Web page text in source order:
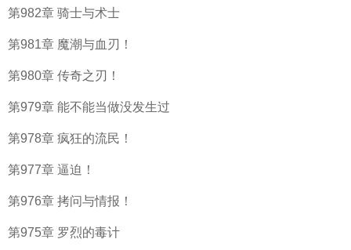
第982章 骑士与术士
第981章 魔潮与血刃！
第980章 传奇之刃！
第979章 能不能当做没发生过
第978章 疯狂的流民！
第977章 逼迫！
第976章 拷问与情报！
第975章 罗烈的毒计